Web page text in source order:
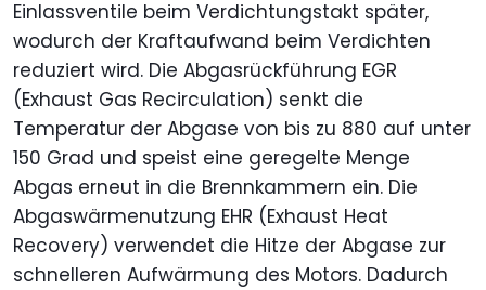
Einlassventile beim Verdichtungstakt später,
wodurch der Kraftaufwand beim Verdichten
reduziert wird. Die Abgasrückführung EGR
(Exhaust Gas Recirculation) senkt die
Temperatur der Abgase von bis zu 880 auf unter
150 Grad und speist eine geregelte Menge
Abgas erneut in die Brennkammern ein. Die
Abgaswärmenutzung EHR (Exhaust Heat
Recovery) verwendet die Hitze der Abgase zur
schnelleren Aufwärmung des Motors. Dadurch